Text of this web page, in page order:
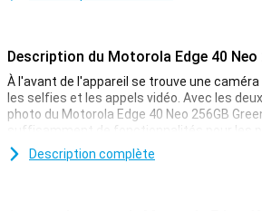
Description du Motorola Edge 40 Neo
À l'avant de l'appareil se trouve une
les selfies et les appels vidéo. Avec les
photo du Motorola Edge 40 Neo 256GB
suffisamment de fonctionnalités pour les
sociaux. L'objectif principal et l'appareil
prennent de bonnes photos, nettes, dans
Description complète